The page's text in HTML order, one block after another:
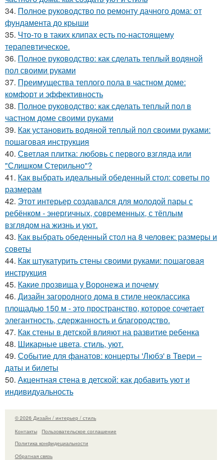
34. Полное руководство по ремонту дачного дома: от
фундамента до крыши
35. Что-то в таких клипах есть по-настоящему
терапевтическое.
36. Полное руководство: как сделать теплый водяной
пол своими руками
37. Преимущества теплого пола в частном доме:
комфорт и эффективность
38. Полное руководство: как сделать теплый пол в
частном доме своими руками
39. Как установить водяной теплый пол своими руками:
пошаговая инструкция
40. Светлая плитка: любовь с первого взгляда или
"Слишком Стерильно"?
41. Как выбрать идеальный обеденный стол: советы по
размерам
42. Этот интерьер создавался для молодой пары с
ребёнком - энергичных, современных, с тёплым
взглядом на жизнь и уют.
43. Как выбрать обеденный стол на 8 человек: размеры и
советы
44. Как штукатурить стены своими руками: пошаговая
инструкция
45. Какие прозвища у Воронежа и почему
46. Дизайн загородного дома в стиле неоклассика
площадью 150 м - это пространство, которое сочетает
элегантность, сдержанность и благородство.
47. Как стены в детской влияют на развитие ребенка
48. Шикарные цвета, стиль, уют.
49. Событие для фанатов: концерты 'Любэ' в Твери –
даты и билеты
50. Акцентная стена в детской: как добавить уют и
индивидуальность
© 2026 Дизайн / интерьер / стиль
Контакты
Пользовательское соглашение
Политика конфидециальности
Обратная связь